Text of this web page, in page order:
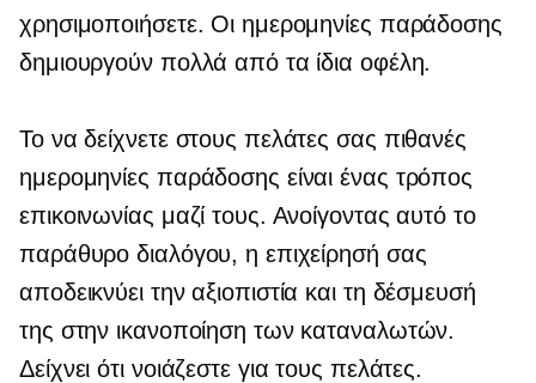
χρησιμοποιήσετε. Οι ημερομηνίες παράδοσης
δημιουργούν πολλά από τα ίδια οφέλη.
Το να δείχνετε στους πελάτες σας πιθανές
ημερομηνίες παράδοσης είναι ένας τρόπος
επικοινωνίας μαζί τους. Ανοίγοντας αυτό το
παράθυρο διαλόγου, η επιχείρησή σας
αποδεικνύει την αξιοπιστία και τη δέσμευσή
της στην ικανοποίηση των καταναλωτών.
Δείχνει ότι νοιάζεστε για τους πελάτες.